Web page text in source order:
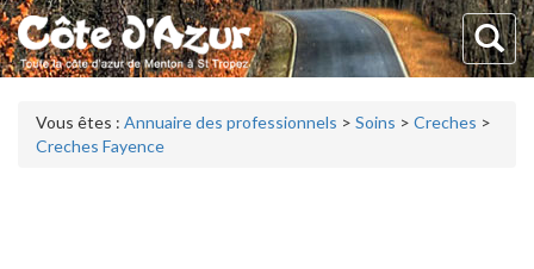
Vous êtes : Annuaire des professionnels > Soins > Creches >
Creches Fayence